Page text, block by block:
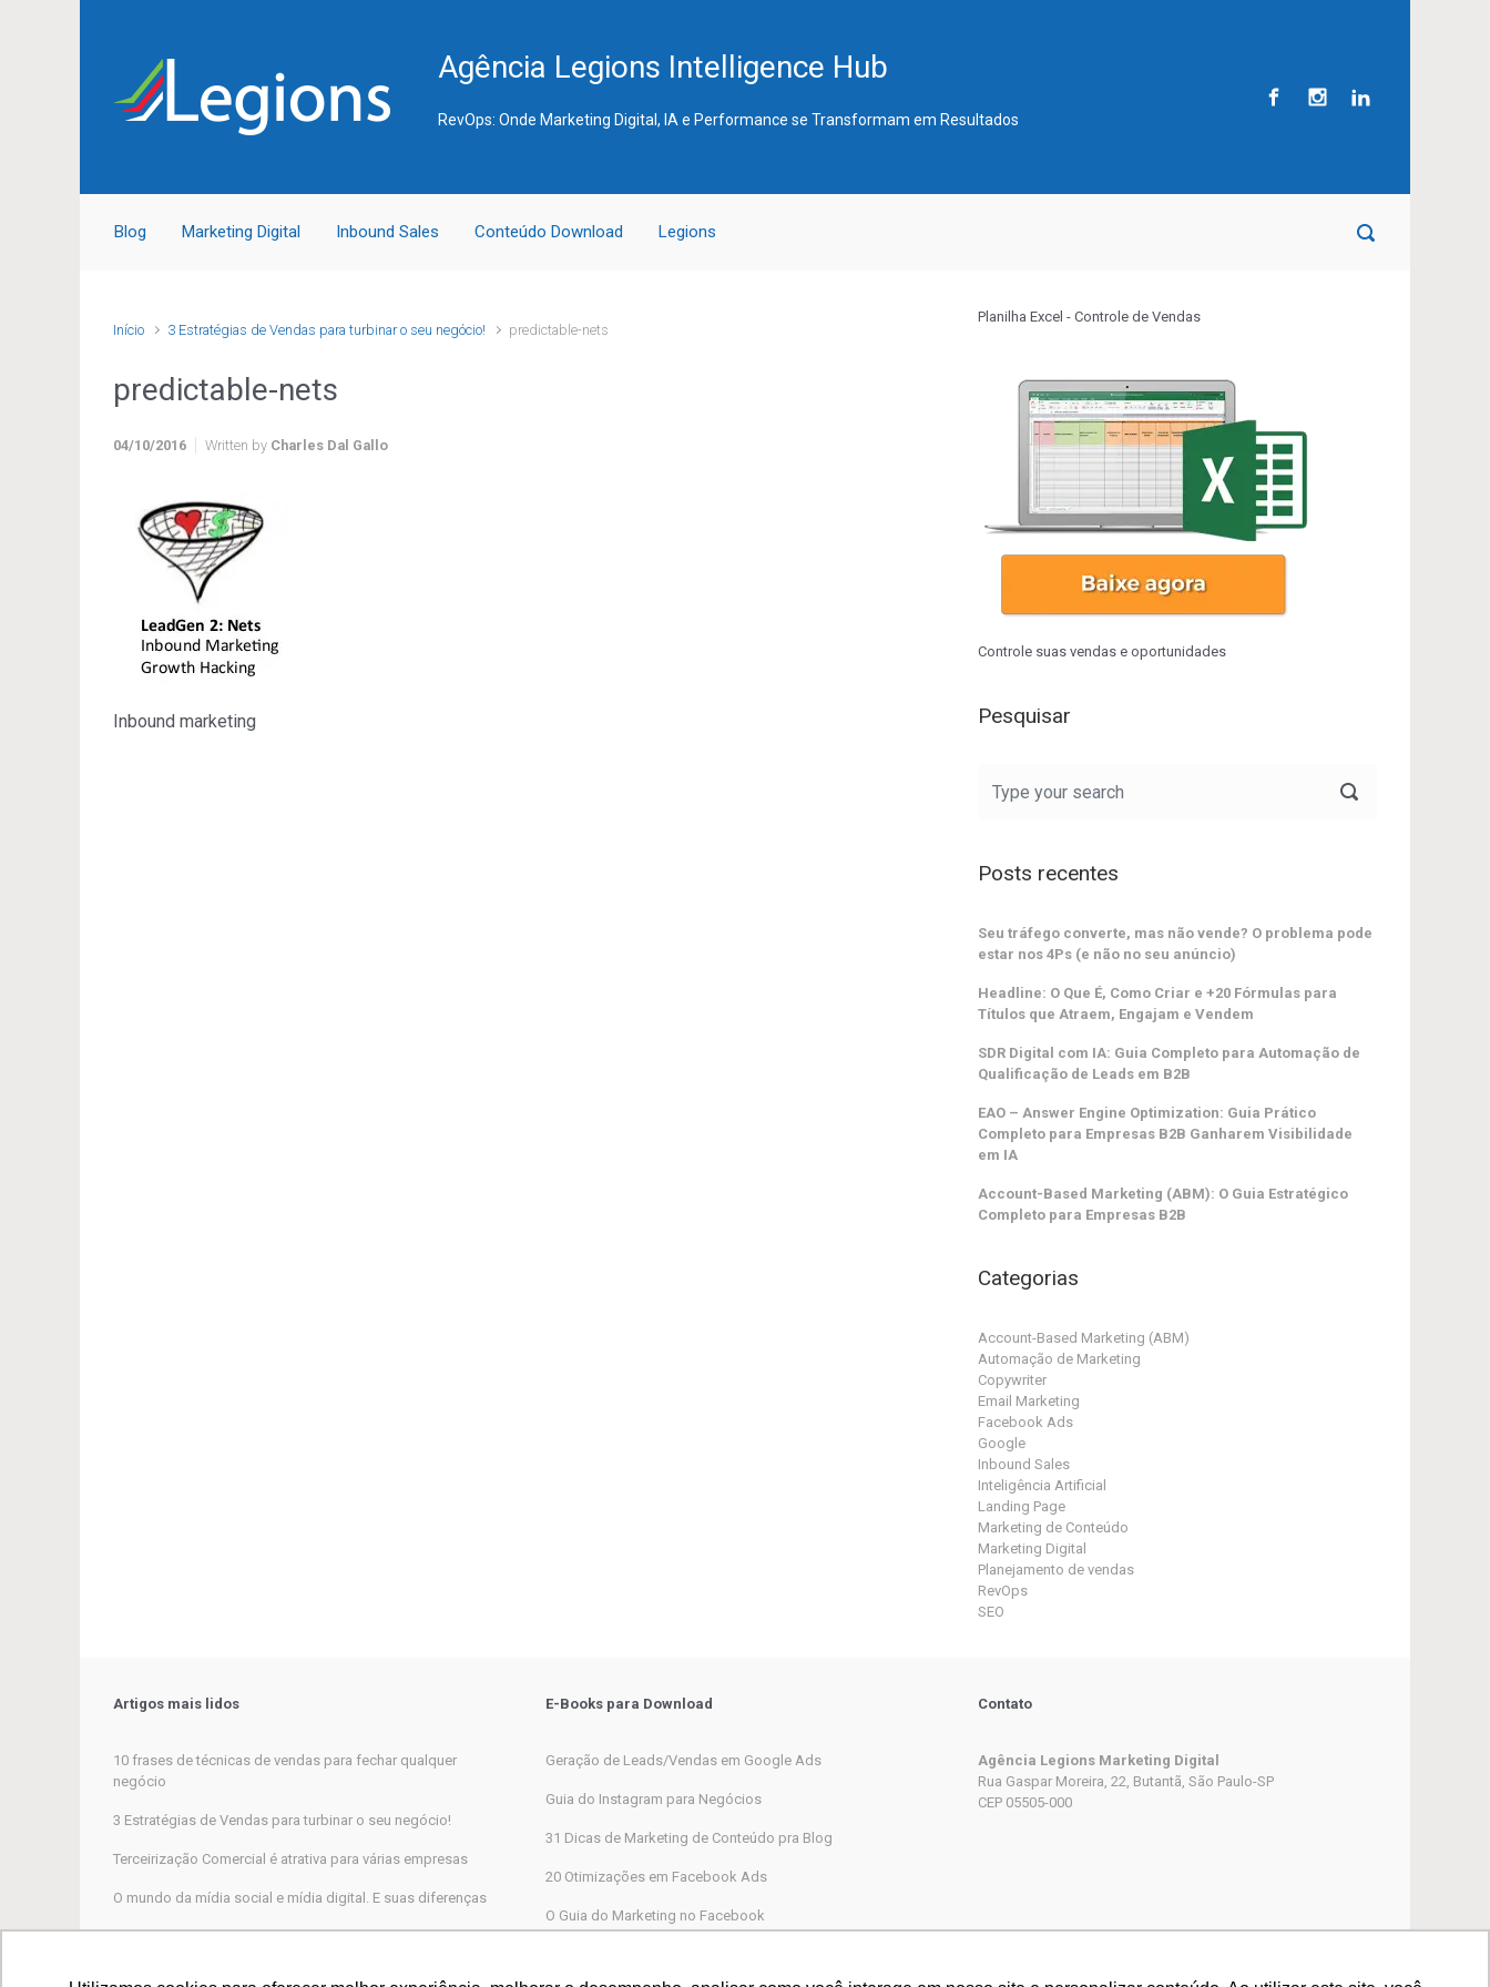
Agência Legions Intelligence Hub
RevOps: Onde Marketing Digital, IA e Performance se Transformam em Resultados
Blog Marketing Digital Inbound Sales Conteúdo Download Legions
Início 3 Estratégias de Vendas para turbinar o seu negócio! predictable-nets
predictable-nets
04/10/2016 Written by Charles Dal Gallo
Inbound marketing
Planilha Excel - Controle de Vendas
Controle suas vendas e oportunidades
Pesquisar
Posts recentes
Seu tráfego converte, mas não vende? O problema pode
estar nos 4Ps (e não no seu anúncio)
Headline: O Que É, Como Criar e +20 Fórmulas para
Títulos que Atraem, Engajam e Vendem
SDR Digital com IA: Guia Completo para Automação de
Qualificação de Leads em B2B
EAO – Answer Engine Optimization: Guia Prático
Completo para Empresas B2B Ganharem Visibilidade
em IA
Account-Based Marketing (ABM): O Guia Estratégico
Completo para Empresas B2B
Categorias
Account-Based Marketing (ABM)
Automação de Marketing
Copywriter
Email Marketing
Facebook Ads
Google
Inbound Sales
Inteligência Artificial
Landing Page
Marketing de Conteúdo
Marketing Digital
Planejamento de vendas
RevOps
SEO
Artigos mais lidos
10 frases de técnicas de vendas para fechar qualquer
negócio
3 Estratégias de Vendas para turbinar o seu negócio!
Terceirização Comercial é atrativa para várias empresas
O mundo da mídia social e mídia digital. E suas diferenças
Marketing Digital, por que não funciona para a maioria das
E-Books para Download
Geração de Leads/Vendas em Google Ads
Guia do Instagram para Negócios
31 Dicas de Marketing de Conteúdo pra Blog
20 Otimizações em Facebook Ads
O Guia do Marketing no Facebook
Contato
Agência Legions Marketing Digital
Rua Gaspar Moreira, 22, Butantã, São Paulo-SP
CEP 05505-000